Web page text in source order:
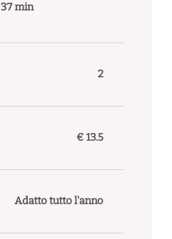
37 min
2
€ 13.5
Adatto tutto l'anno